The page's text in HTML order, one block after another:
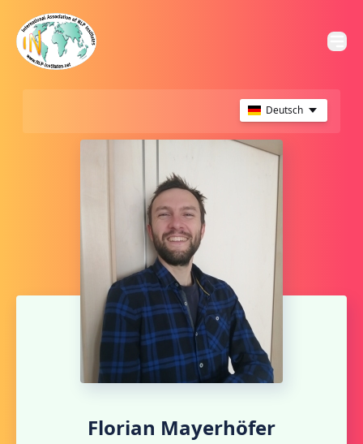
Deutsch
Florian Mayerhöfer